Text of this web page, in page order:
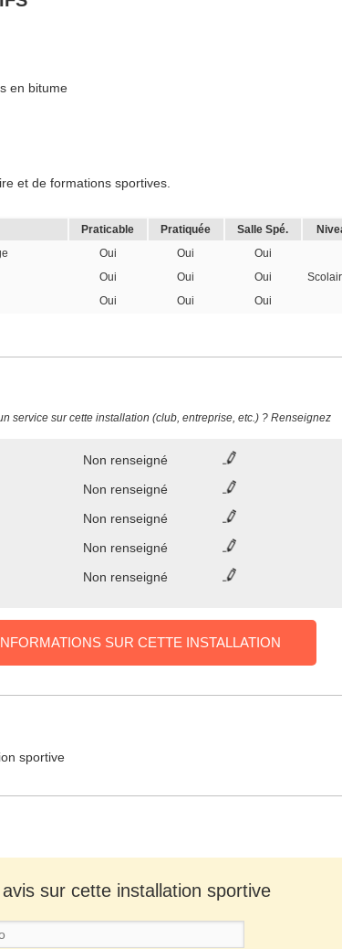
en bitume
et de formations sportives.
Praticable Pratiquée Salle Spé.
Oui Oui
Oui
Oui Oui Oui
Oui Oui Oui
service sur cette installation (club, entreprise, etc.) ? Renseignez
Non renseigné
Non renseigné
Non renseigné
Non renseigné
Non renseigné
SUR CETTE INSTALLATION
sportive
sur cette installation sportive